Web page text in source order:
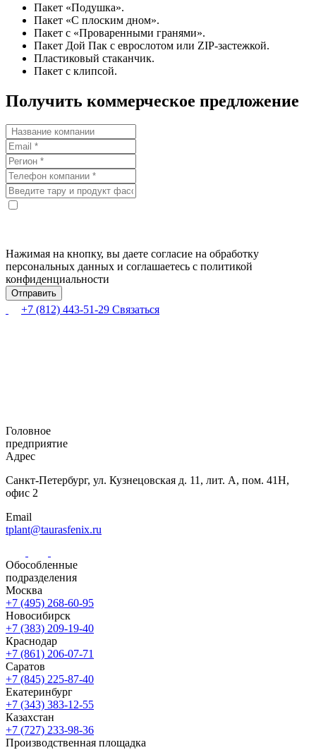
Пакет «Подушка».
Пакет «С плоским дном».
Пакет с «Проваренными гранями».
Пакет Дой Пак с еврослотом или ZIP-застежкой.
Пластиковый стаканчик.
Пакет с клипсой.
Получить коммерческое предложение
Нажимая на кнопку, вы даете согласие на обработку
персональных данных и соглашаетесь с политикой
конфиденциальности
+7 (812) 443-51-29 Связаться
Головное
предприятие
Адрес
Санкт-Петербург, ул. Кузнецовская д. 11, лит. А, пом. 41Н,
офис 2
Email
tplant@taurasfenix.ru
Обособленные
подразделения
Москва
+7 (495) 268-60-95
Новосибирск
+7 (383) 209-19-40
Краснодар
+7 (861) 206-07-71
Саратов
+7 (845) 225-87-40
Екатеринбург
+7 (343) 383-12-55
Казахстан
+7 (727) 233-98-36
Производственная площадка